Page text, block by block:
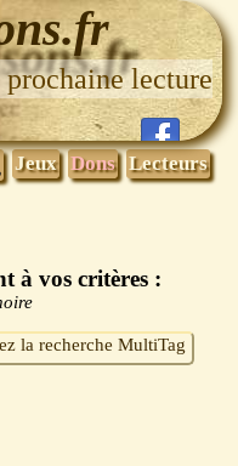
lecture
Jeux Dons Lecteurs
à vos critères :
la recherche MultiTag